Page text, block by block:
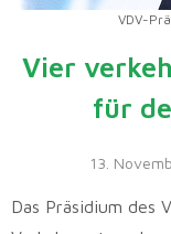
VDV-
Vier
für
13.
Das Präsidium des